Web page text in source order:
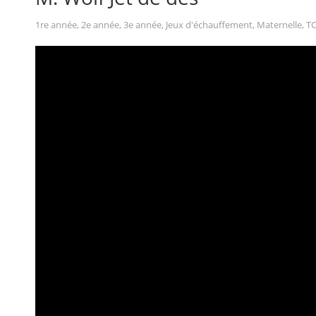
1re année, 2e année, 3e année, Jeux d'échauffement, Maternelle,